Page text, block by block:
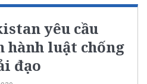
yêu cầu
hành luật chống
đạo